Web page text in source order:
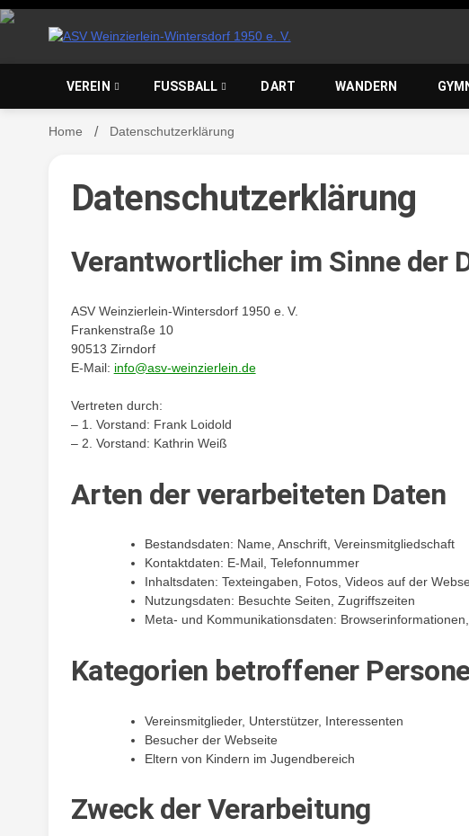
Skip
to
ASV
VEREIN FUSSBALL DART WANDERN
Home Datenschutzerklärung
Datenschutzerklärung
Verantwortlicher im Sinne der
ASV Weinzierlein-Wintersdorf 1950 e. V.
Frankenstraße 10
90513 Zirndorf
E-Mail: info@asv-weinzierlein.de
Vertreten durch:
– 1. Vorstand: Frank Loidold
– 2. Vorstand: Kathrin Weiß
Arten der verarbeiteten Daten
Bestandsdaten: Name, Anschrift, Vereinsmitgliedschaft
Kontaktdaten: E-Mail, Telefonnummer
Inhaltsdaten: Texteingaben, Fotos, Videos auf der
Nutzungsdaten: Besuchte Seiten, Zugriffszeiten
Meta- und Kommunikationsdaten:
Kategorien betroffener
Vereinsmitglieder, Unterstützer, Interessenten
Besucher der Webseite
Eltern von Kindern im Jugendbereich
Zweck der Verarbeitung